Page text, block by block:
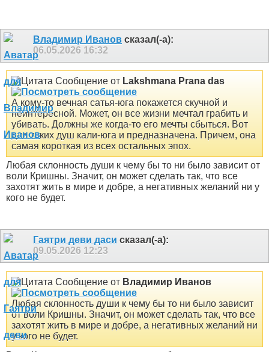
Владимир Иванов сказал(-а):
06.05.2026 16:32
Сообщение от Lakshmana Prana das
А кому-то вечная сатья-юга покажется скучной и
неинтересной. Может, он все жизни мечтал грабить и
убивать. Должны же когда-то его мечты сбыться. Вот
для таких душ кали-юга и предназначена. Причем, она
самая короткая из всех остальных эпох.
Любая склонность души к чему бы то ни было зависит от
воли Кришны. Значит, он может сделать так, что все
захотят жить в мире и добре, а негативных желаний ни у
кого не будет.
Гаятри деви даси сказал(-а):
09.05.2026 12:23
Сообщение от Владимир Иванов
Любая склонность души к чему бы то ни было зависит
от воли Кришны. Значит, он может сделать так, что все
захотят жить в мире и добре, а негативных желаний ни
у кого не будет.